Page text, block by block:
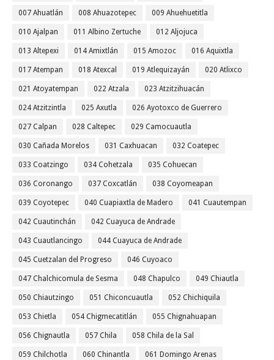
007 Ahuatlán 008 Ahuazotepec 009 Ahuehuetitla
010 Ajalpan 011 Albino Zertuche 012 Aljojuca
013 Altepexi 014 Amixtlán 015 Amozoc 016 Aquixtla
017 Atempan 018 Atexcal 019 Atlequizayán 020 Atlixco
021 Atoyatempan 022 Atzala 023 Atzitzihuacán
024 Atzitzintla 025 Axutla 026 Ayotoxco de Guerrero
027 Calpan 028 Caltepec 029 Camocuautla
030 Cañada Morelos 031 Caxhuacan 032 Coatepec
033 Coatzingo 034 Cohetzala 035 Cohuecan
036 Coronango 037 Coxcatlán 038 Coyomeapan
039 Coyotepec 040 Cuapiaxtla de Madero 041 Cuautempan
042 Cuautinchán 042 Cuayuca de Andrade
043 Cuautlancingo 044 Cuayuca de Andrade
045 Cuetzalan del Progreso 046 Cuyoaco
047 Chalchicomula de Sesma 048 Chapulco 049 Chiautla
050 Chiautzingo 051 Chiconcuautla 052 Chichiquila
053 Chietla 054 Chigmecatitlán 055 Chignahuapan
056 Chignautla 057 Chila 058 Chila de la Sal
059 Chilchotla 060 Chinantla 061 Domingo Arenas